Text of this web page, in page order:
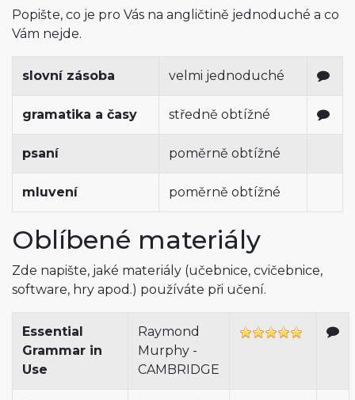
Popište, co je pro Vás na angličtině jednoduché a co
Vám nejde.
slovní zásoba velmi jednoduché
gramatika a časy středně obtížné
psaní poměrně obtížné
mluvení poměrně obtížné
Oblíbené materiály
Zde napište, jaké materiály (učebnice, cvičebnice,
software, hry apod.) používáte při učení.
Essential
Grammar in
Use
Raymond
Murphy -
CAMBRIDGE